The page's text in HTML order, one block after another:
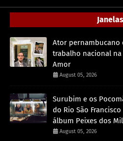
Janelas
Ator pernambucano
trabalho nacional
Amor
August 05, 2026
Surubim e os
do Rio São
álbum Peixes dos
August 05, 2026